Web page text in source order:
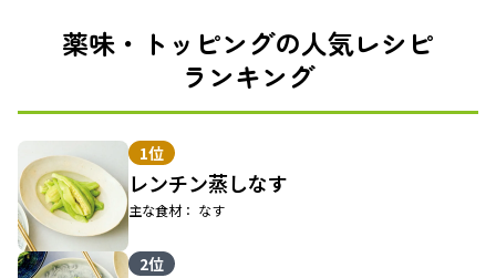
薬味・トッピングの人気レシピ
ランキング
1位
レンチン蒸しなす
主な食材： なす
2位